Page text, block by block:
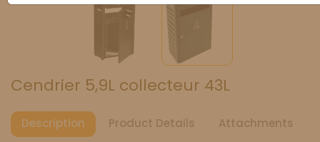
Cendrier 5,9L collecteur 43L
Description Product Details Attachments